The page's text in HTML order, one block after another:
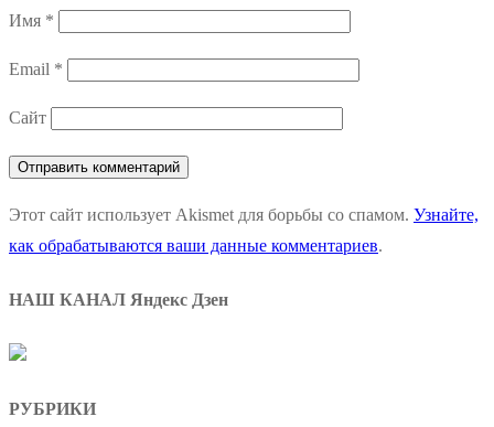
Имя *
Email *
Сайт
Этот сайт использует Akismet для борьбы со спамом. Узнайте,
как обрабатываются ваши данные комментариев.
НАШ КАНАЛ Яндекс Дзен
РУБРИКИ